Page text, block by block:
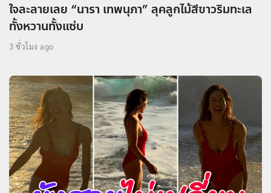
ใจละลายเลย “นารา เทพนุภา” ลุคลูกไม้สีขาวริมทะเล
ทั้งหวานทั้งแซ่บ
3 ชั่วโมง ago